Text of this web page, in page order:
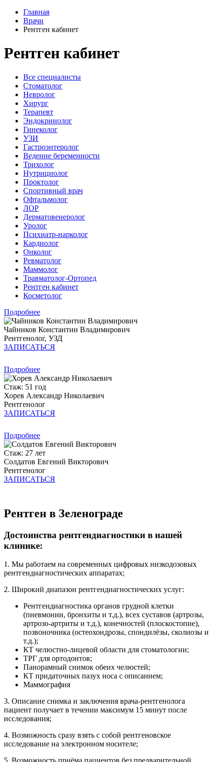
Главная
Врачи
Рентген кабинет
Рентген кабинет
Все специалисты
Стоматолог
Невролог
Хирург
Терапевт
Эндокринолог
Гинеколог
УЗИ
Гастроэнтеролог
Ведение беременности
Трихолог
Нутрициолог
Проктолог
Спортивный врач
Офтальмолог
ЛОР
Дерматовенеролог
Уролог
Психиатр-нарколог
Кардиолог
Онколог
Ревматолог
Маммолог
Травматолог-Ортопед
Рентген кабинет
Косметолог
Подробнее
Чайников Константин Владимирович
Рентгенолог, УЗД
ЗАПИСАТЬСЯ
Подробнее
Стаж: 51 год
Хорев Александр Николаевич
Рентгенолог
ЗАПИСАТЬСЯ
Подробнее
Стаж: 27 лет
Солдатов Евгений Викторович
Рентгенолог
ЗАПИСАТЬСЯ
Рентген в Зеленограде
Достоинства рентгендиагностики в нашей
клинике:
1. Мы работаем на современных цифровых низкодозовых
рентгендиагностических аппаратах;
2. Широкий диапазон рентгендиагностических услуг:
Рентгендиагностика органов грудной клетки
(пневмонии, бронхиты и т.д.), всех суставов (артрозы,
артрозо-артриты и т.д.), конечностей (плоскостопие),
позвоночника (остеохондрозы, спондилёзы, сколиозы и
т.д.);
КТ челюстно-лицевой области для стоматологии;
ТРГ для ортодонтов;
Панорамный снимок обеих челюстей;
КТ придаточных пазух носа с описанием;
Маммография
3. Описание снимка и заключения врача-рентгенолога
пациент получает в течении максимум 15 минут после
исследования;
4. Возможность сразу взять с собой рентгеновское
исследование на электронном носителе;